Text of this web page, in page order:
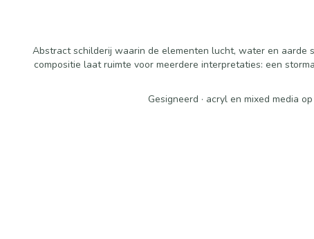
Abstract schilderij waarin de elementen lucht, water en aarde
compositie laat ruimte voor meerdere interpretaties: een
Gesigneerd · acryl en mixed media